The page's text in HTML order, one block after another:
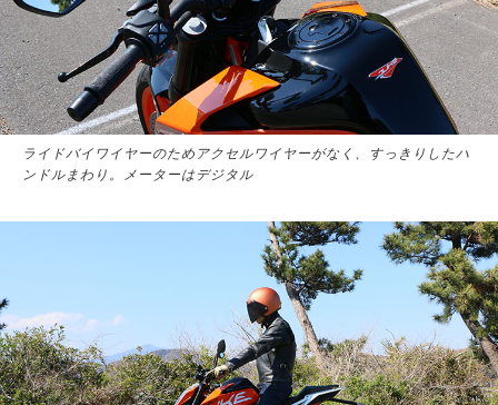
ライドバイワイヤーのためアクセルワイヤーがなく、すっきりしたハ
ンドルまわり。メーターはデジタル